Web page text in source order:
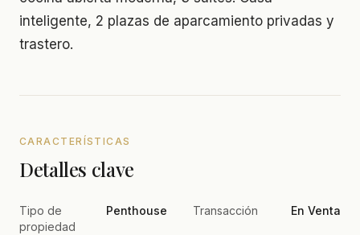
inteligente, 2 plazas de aparcamiento privadas y
trastero.
CARACTERÍSTICAS
Detalles clave
Tipo de
propiedad
Penthouse Transacción En Venta